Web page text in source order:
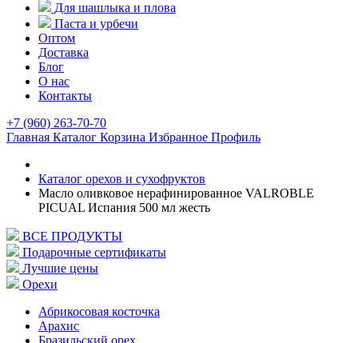
Для шашлыка и плова
Паста и урбечи
Оптом
Доставка
Блог
О нас
Контакты
+7 (960) 263-70-70
Главная Каталог Корзина Избранное Профиль
Каталог орехов и сухофруктов
Масло оливковое нерафинированное VALROBLE
PICUAL Испания 500 мл жесть
ВСЕ ПРОДУКТЫ
Подарочные сертификаты
Лучшие цены
Орехи
Абрикосовая косточка
Арахис
Бразильский орех